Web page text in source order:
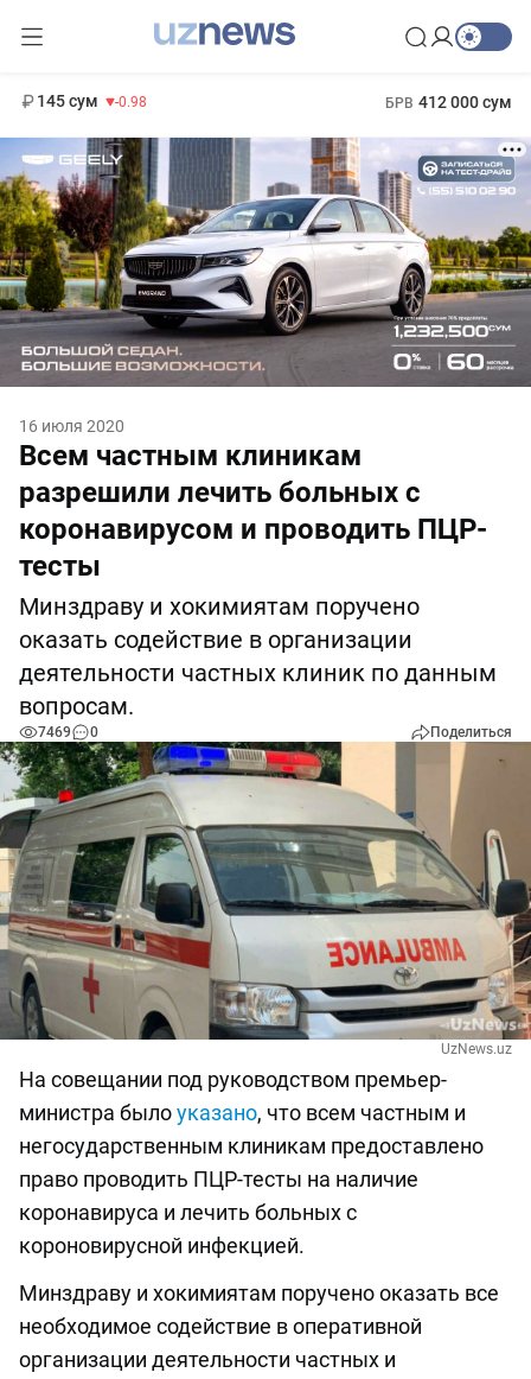
145 сум -0.98 БРВ 412 000 сум
16 июля 2020
Всем частным клиникам
разрешили лечить больных с
коронавирусом и проводить ПЦР-
тесты
Минздраву и хокимиятам поручено
оказать содействие в организации
деятельности частных клиник по данным
вопросам.
7469 0 Поделиться
UzNews.uz
На совещании под руководством премьер-
министра былоуказано, что всем частным и
негосударственным клиникам предоставлено
право проводить ПЦР-тесты на наличие
коронавируса и лечить больных с
короновирусной инфекцией.
Минздраву и хокимиятам поручено оказать все
необходимое содействие в оперативной
организации деятельности частных и